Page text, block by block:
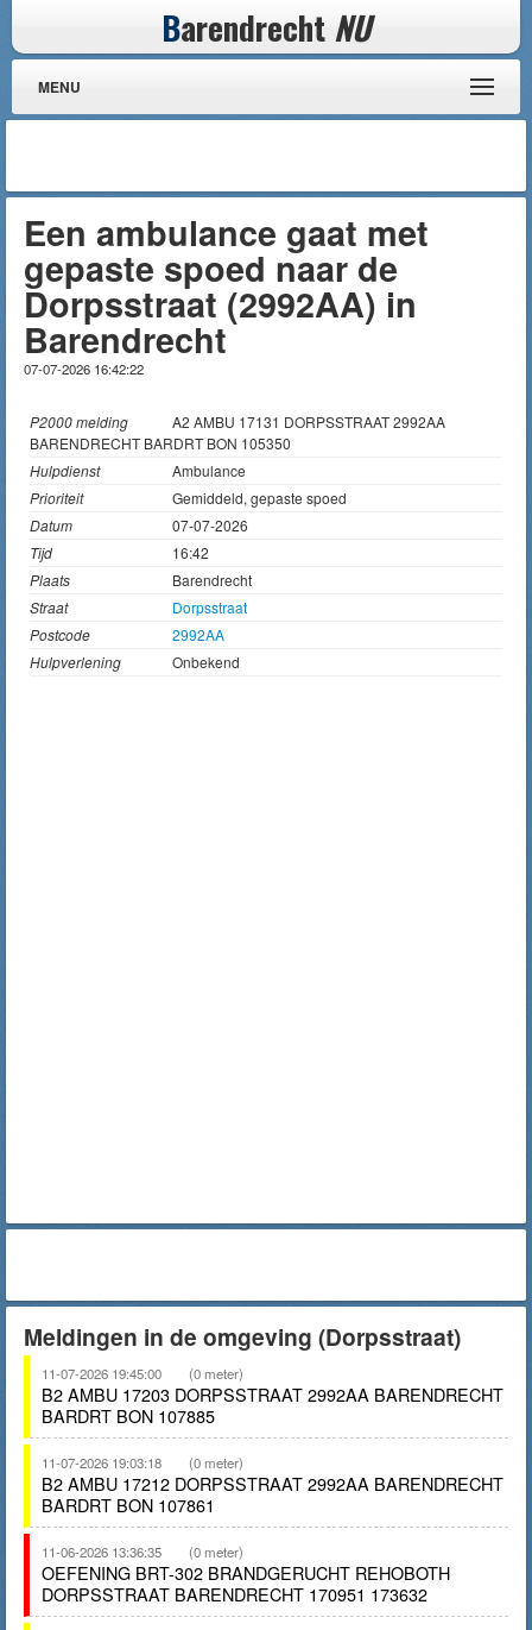
Barendrecht NU
MENU
Een ambulance gaat met
gepaste spoed naar de
Dorpsstraat (2992AA) in
Barendrecht
07-07-2026 16:42:22
P2000 melding
A2 AMBU 17131 DORPSSTRAAT 2992AA
BARENDRECHT BARDRT BON 105350
Hulpdienst
Ambulance
Prioriteit
Gemiddeld, gepaste spoed
Datum
07-07-2026
Tijd
16:42
Plaats
Barendrecht
Straat
Dorpsstraat
Postcode
2992AA
Hulpverlening
Onbekend
Meldingen in de omgeving (Dorpsstraat)
11-07-2026 19:45:00 (0 meter)
B2 AMBU 17203 DORPSSTRAAT 2992AA BARENDRECHT
BARDRT BON 107885
11-07-2026 19:03:18 (0 meter)
B2 AMBU 17212 DORPSSTRAAT 2992AA BARENDRECHT
BARDRT BON 107861
11-06-2026 13:36:35 (0 meter)
OEFENING BRT-302 BRANDGERUCHT REHOBOTH
DORPSSTRAAT BARENDRECHT 170951 173632